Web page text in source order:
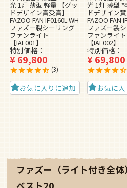
光 1灯 薄型 軽量 【グッ
ドデザイン賞受賞】
FAZOO FAN IF0160L-WH
ファズー製シーリング
ファンライト
【IAE001】
特別価格
¥69,800
3
お気に入りに追加
光 1灯 薄型
ドデザイン賞
FAZOO FAN
ファズー製
ファンライト
【IAE002】
特別価格
¥69,800
お気に
ファズー（ライト付き全
ベスト20